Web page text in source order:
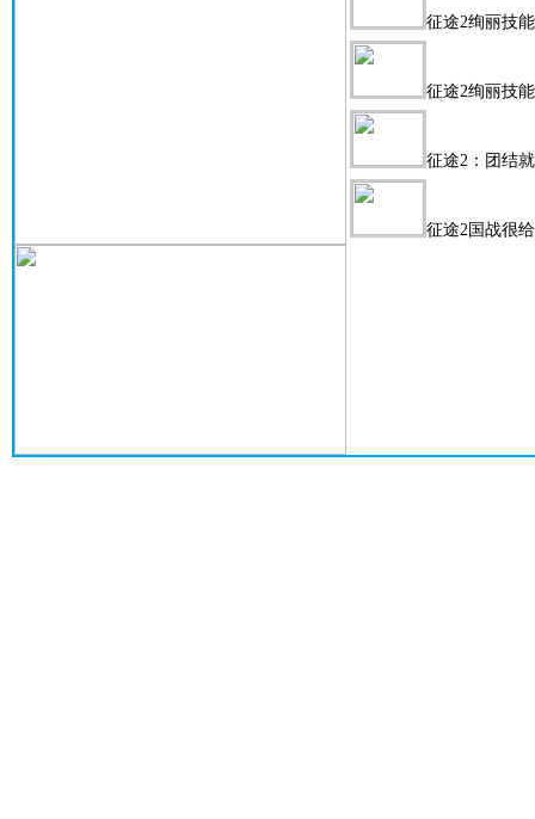
征途2绚丽技
征途2绚丽技
征途2：团结
征途2国战很